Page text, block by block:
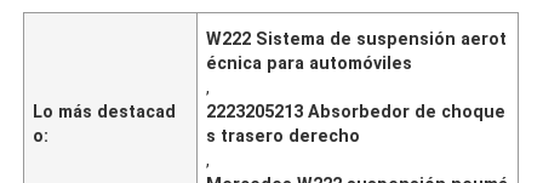
Lo más destacad
o:
W222 Sistema de suspensión aerot
écnica para automóviles
,
2223205213 Absorbedor de choque
s trasero derecho
,